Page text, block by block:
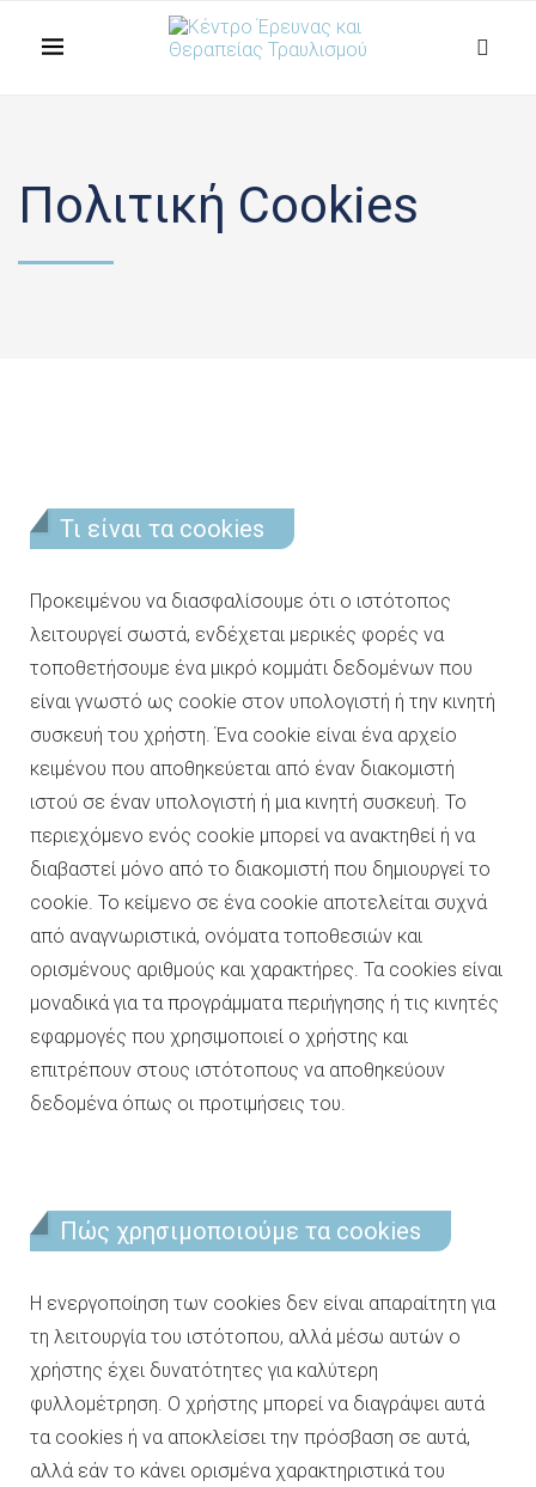
Πολιτική Cookies
Τι είναι τα cookies
Προκειμένου να διασφαλίσουμε ότι ο ιστότοπος
λειτουργεί σωστά, ενδέχεται μερικές φορές να
τοποθετήσουμε ένα μικρό κομμάτι δεδομένων που
είναι γνωστό ως cookie στον υπολογιστή ή την κινητή
συσκευή του χρήστη. Ένα cookie είναι ένα αρχείο
κειμένου που αποθηκεύεται από έναν διακομιστή
ιστού σε έναν υπολογιστή ή μια κινητή συσκευή. Το
περιεχόμενο ενός cookie μπορεί να ανακτηθεί ή να
διαβαστεί μόνο από το διακομιστή που δημιουργεί το
cookie. Το κείμενο σε ένα cookie αποτελείται συχνά
από αναγνωριστικά, ονόματα τοποθεσιών και
ορισμένους αριθμούς και χαρακτήρες. Τα cookies είναι
μοναδικά για τα προγράμματα περιήγησης ή τις κινητές
εφαρμογές που χρησιμοποιεί ο χρήστης και
επιτρέπουν στους ιστότοπους να αποθηκεύουν
δεδομένα όπως οι προτιμήσεις του.
Πώς χρησιμοποιούμε τα cookies
H ενεργοποίηση των cookies δεν είναι απαραίτητη για
τη λειτουργία του ιστότοπου, αλλά μέσω αυτών ο
χρήστης έχει δυνατότητες για καλύτερη
φυλλομέτρηση. Ο χρήστης μπορεί να διαγράψει αυτά
τα cookies ή να αποκλείσει την πρόσβαση σε αυτά,
αλλά εάν το κάνει ορισμένα χαρακτηριστικά του